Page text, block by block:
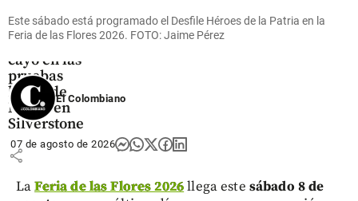
susto para
David
Alonso, se
cayó en las
pruebas
libres de
Moto2 en
Silverstone
share
Este sábado está programado el Desfile Héroes de la Patria en la
Feria de las Flores 2026. FOTO: Jaime Pérez
El Colombiano
07 de agosto de 2026
LaFeria de las Flores 2026llega este sábado 8 de